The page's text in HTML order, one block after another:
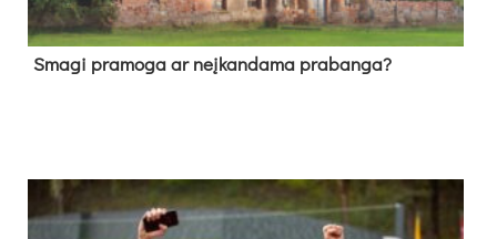
Sma­gi pra­mo­ga ar neį­kan­da­ma pra­ban­ga?